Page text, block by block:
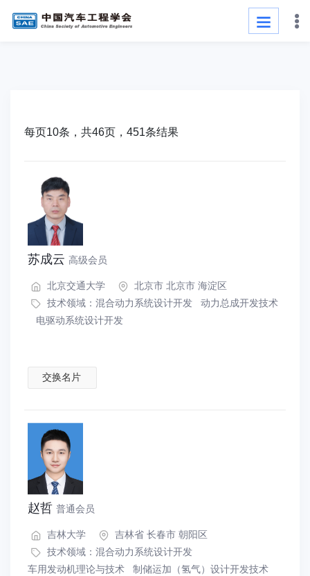
每页10条，共46页，451条结果
苏成云 高级会员
北京交通大学
北京市 北京市 海淀区
技术领域： 混合动力系统设计开发 动力总成开发技术
电驱动系统设计开发
交换名片
赵哲 普通会员
吉林大学
吉林省 长春市 朝阳区
技术领域： 混合动力系统设计开发
车用发动机理论与技术 制储运加（氢气）设计开发技术